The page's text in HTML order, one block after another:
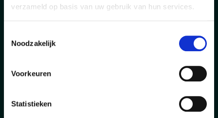
verzameld op basis van uw gebruik van hun services.
Noodzakelijk
Voorkeuren
Statistieken
€2.950 bruto per maand op basis van een
fulltime dienstverband (afhankelijk van
Direct in dienst bij de opdrachtgever;